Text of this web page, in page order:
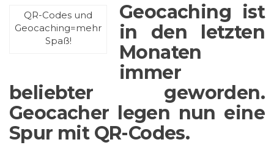
QR-Codes und
Geocaching=mehr
Spaß!
Geocaching ist
in den letzten
Monaten
immer
beliebter geworden.
Geocacher legen nun eine
Spur mit QR-Codes.